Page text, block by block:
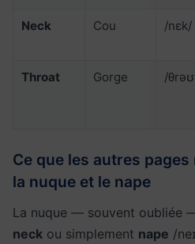
Neck Cou /nɛk/
Throat Gorge /
Ce que les autres
la nuque et le nape
La nuque — souvent oubliée
neck ou simplement nape /